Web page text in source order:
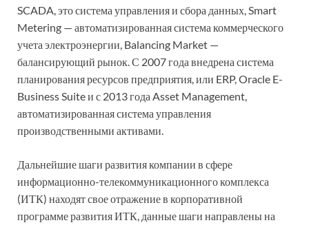
SCADA, это система управления и сбора данных, Smart
Metering — автоматизированная система коммерческого
учета электроэнергии, Balancing Market —
балансирующий рынок. С 2007 года внедрена система
планирования ресурсов предприятия, или ERP, Oracle E-
Business Suite и с 2013 года Asset Management,
автоматизированная система управления
производственными активами.
Дальнейшие шаги развития компании в сфере
информационно-телекоммуникационного комплекса
(ИТК) находят свое отражение в корпоративной
программе развития ИТК, данные шаги направлены на